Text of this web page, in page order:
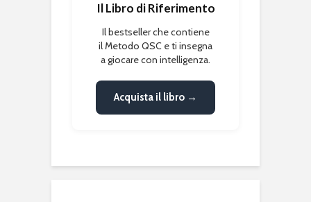
Il Libro di Riferimento
Il bestseller che contiene
il Metodo QSC e ti insegna
a giocare con intelligenza.
Acquista il libro →